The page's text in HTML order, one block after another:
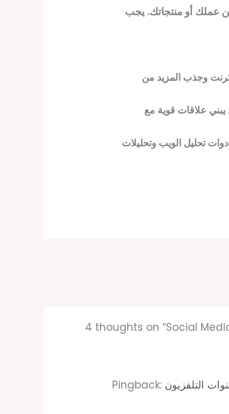
عملك أو منتجاتك. يجب
وجذب المزيد من
علاقات قوية مع
تحليل الويب وتحليلات
Pingback: